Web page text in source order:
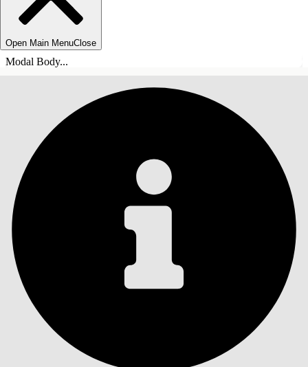
Open Main MenuClose
Modal Body...
Vis innholdsfortegnelse